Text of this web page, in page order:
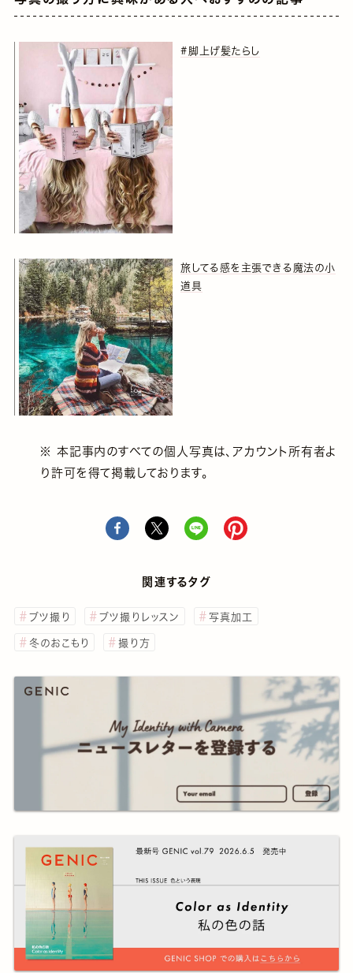
#脚上げ髪たらし
旅してる感を主張できる魔法の小
道具
※ 本記事内のすべての個人写真は、アカウント所有者よ
り許可を得て掲載しております。
関連するタグ
ブツ撮り ブツ撮りレッスン 写真加工
冬のおこもり 撮り方